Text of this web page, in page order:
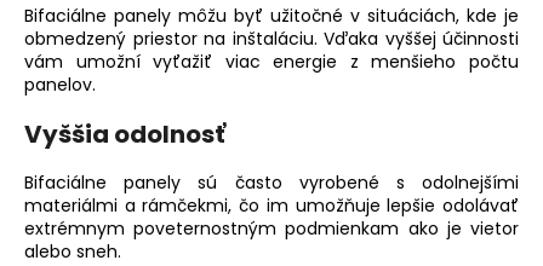
Bifaciálne panely môžu byť užitočné v situáciách, kde je
obmedzený priestor na inštaláciu. Vďaka vyššej účinnosti
vám umožní vyťažiť viac energie z menšieho počtu
panelov.
Vyššia odolnosť
Bifaciálne panely sú často vyrobené s odolnejšími
materiálmi a rámčekmi, čo im umožňuje lepšie odolávať
extrémnym poveternostným podmienkam ako je vietor
alebo sneh.
o
r
ú
č
a
m
e
NOSNÁ